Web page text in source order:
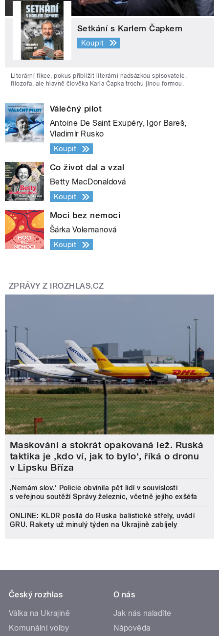
Setkání s Karlem Čapkem
Koupit
Literární fikce, pokus přiblížit literární nadsázkou spisovatele,
filozofa, ale hlavně člověka Karla Čapka trochu jinou formou.
Válečný pilot
Antoine De Saint Exupéry, Igor Bareš,
Vladimír Rusko
Koupit
Co život dal a vzal
Betty MacDonaldová
Koupit
Moci bez nemoci
Šárka Volemanová
Koupit
ZPRÁVY Z IROZHLAS.CZ
Maskování a stokrát opakovaná lež. Ruská
taktika je ‚kdo ví, jak to bylo‘, říká o dronu
v Lipsku Bříza
‚Nemám slov.‘ Policie obvinila pět lidí v souvislosti
s veřejnou soutěží Správy železnic, včetně jejího exšéfa
ONLINE: KLDR posílá do Ruska balistické střely, uvádí
GRU. Rakety už minulý týden na Ukrajině zabíjely
Český rozhlas
Válka na Ukrajině
Komunální volby
O nás
Jak nás naladíte
Nápověda